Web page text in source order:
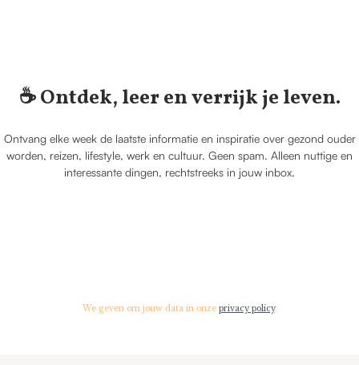
☕️ Ontdek, leer en verrijk je leven.
Ontvang elke week de laatste informatie en inspiratie over gezond ouder
worden, reizen, lifestyle, werk en cultuur. Geen spam. Alleen nuttige en
interessante dingen, rechtstreeks in jouw inbox.
We geven om jouw data in onze privacy policy.